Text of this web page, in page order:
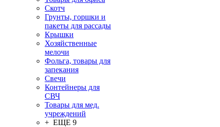
Скотч
Грунты, горшки и
пакеты для рассады
Крышки
Хозяйственные
мелочи
Фольга, товары для
запекания
Свечи
Контейнеры для
СВЧ
Товары для мед.
учреждений
+ ЕЩЕ 9